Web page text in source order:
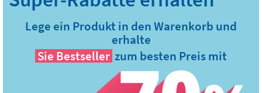
Lege ein Produkt in den Warenkorb und
erhalte
Sie Bestseller zum besten Preis mit